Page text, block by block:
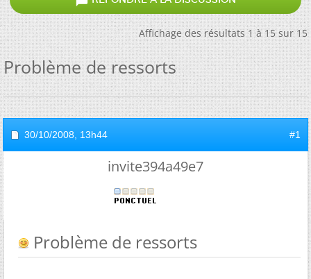
Affichage des résultats 1 à 15 sur 15
Problème de ressorts
30/10/2008, 13h44 #1
invite394a49e7
Problème de ressorts